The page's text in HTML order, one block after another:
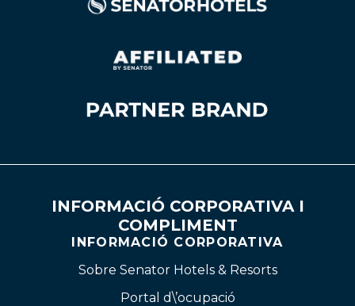
INFORMACIÓ CORPORATIVA I
COMPLIMENT
INFORMACIÓ CORPORATIVA
Sobre Senator Hotels & Resorts
Portal d\’ocupació